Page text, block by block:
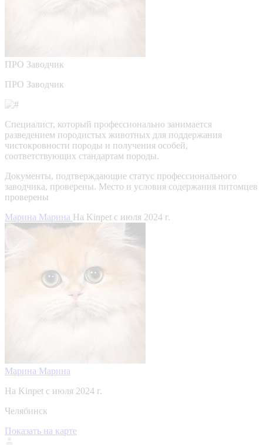
ПРО Заводчик
ПРО Заводчик
Специалист, который профессионально занимается
разведением породистых животных для поддержания
чистокровности породы и получения особей,
соответствующих стандартам породы.
Документы, подтверждающие статус профессионального
заводчика, проверены. Место и условия содержания питомцев
проверены
Марина Марина На Kinpet c июля 2024 г.
Марина Марина
На Kinpet c июля 2024 г.
Челябинск
Показать на карте